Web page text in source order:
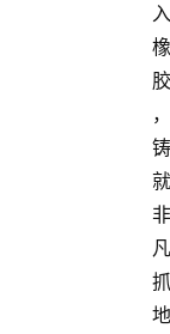
入
橡
胶
，
铸
就
非
凡
抓
地